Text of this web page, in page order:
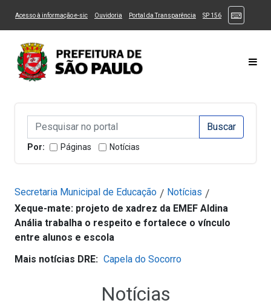
Ir ao Conteúdo Ir para menu principal Ir para busca 3
Alternar Alto Contraste
Acesso à informação e-sic(Link para um novo sítio)
Ouvidoria (Link para um novo sítio)
Portal da Transparência (Link para um novo sítio)
SP 156(Link para um
Campo de Busca de informações
Campo de Busca de informações Enviar a Busca
Por: Páginas Notícias
Secretaria Municipal de Educação / Notícias /
Xeque-mate: projeto de xadrez da EMEF Aldina
Anália trabalha o respeito e fortalece o vínculo
entre alunos e escola
Mais notícias DRE: Capela do Socorro
Notícias